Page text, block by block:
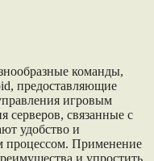
команды,
предоставляющие
игровым
связанные с
удобство и
процессом. Применение
и упростить